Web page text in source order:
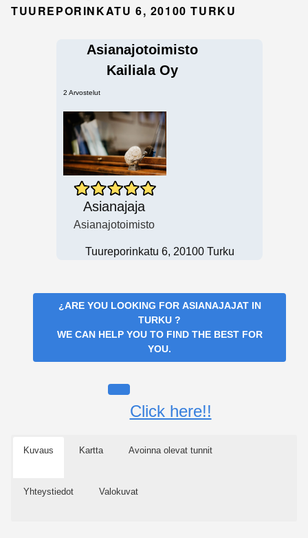
TUUREPORINKATU 6, 20100 TURKU
Asianajotoimisto
Kailiala Oy
2 Arvostelut
Asianajaja
Asianajotoimisto
Tuureporinkatu 6, 20100 Turku
¿ARE YOU LOOKING FOR ASIANAJAJAT IN
TURKU ?
WE CAN HELP YOU TO FIND THE BEST FOR
YOU.
Click here!!
Kuvaus Kartta Avoinna olevat tunnit
Yhteystiedot Valokuvat